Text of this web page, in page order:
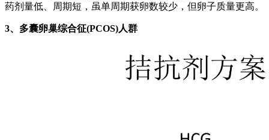
药剂量低、周期短，虽单周期获卵数较少，但卵子质量更高。
3、多囊卵巢综合征(PCOS)人群